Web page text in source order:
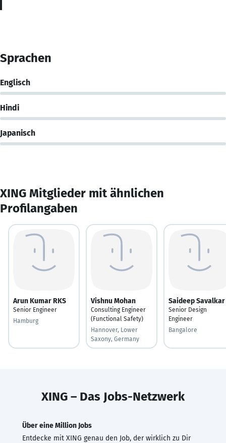
Sprachen
Englisch
Hindi
Japanisch
XING Mitglieder mit ähnlichen
Profilangaben
Arun Kumar RKS
Senior Engineer
Hamburg
Vishnu Mohan
Consulting Engineer
(Functional Safety)
Hannover, Lower
Saxony, Germany
Saideep Savalkar
Senior Design
Engineer
Bangalore
XING – Das Jobs-Netzwerk
Über eine Million Jobs
Entdecke mit XING genau den Job, der wirklich zu Dir